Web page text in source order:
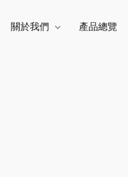
關於我們 產品總覽